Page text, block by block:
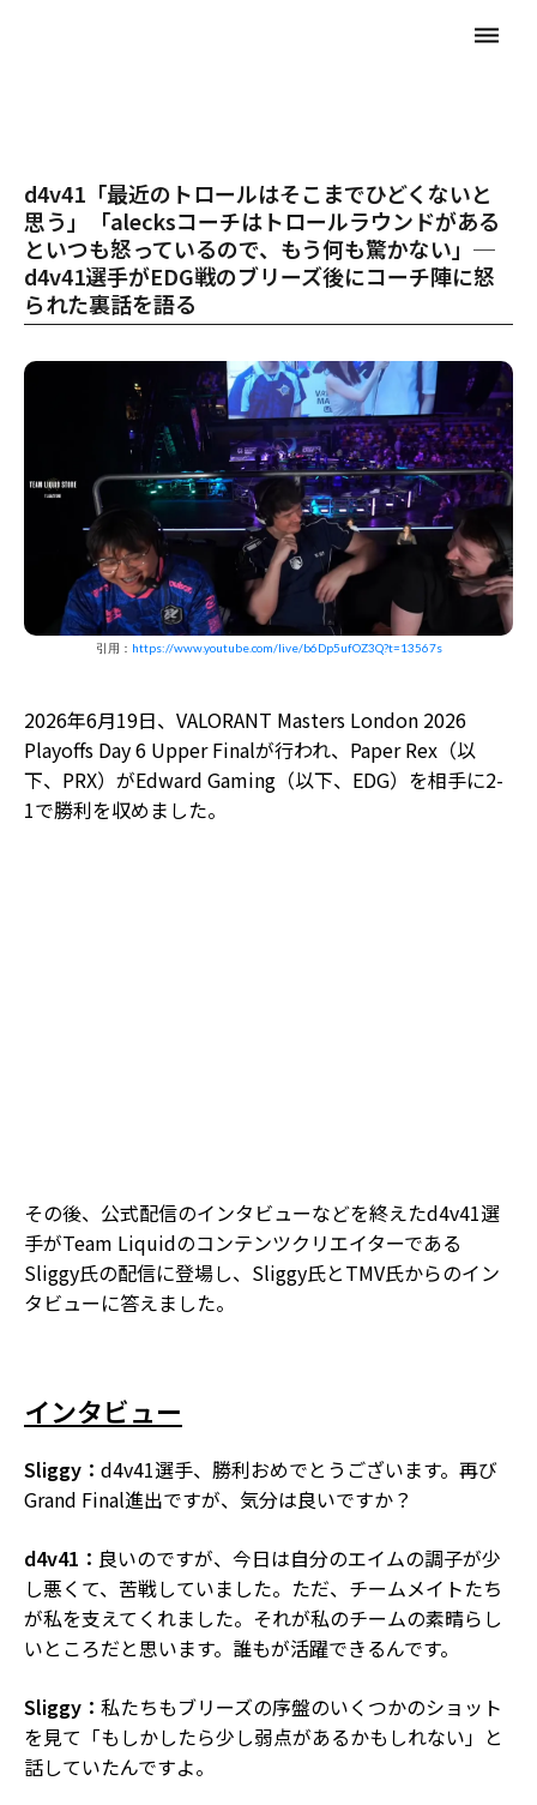
dehaze
d4v41「最近のトロールはそこまでひどくないと
思う」「alecksコーチはトロールラウンドがある
といつも怒っているので、もう何も驚かない」─
d4v41選手がEDG戦のブリーズ後にコーチ陣に怒
られた裏話を語る
引用： https://www.youtube.com/live/b6Dp5ufOZ3Q?t=13567s
2026年6月19日、VALORANT Masters London 2026
Playoffs Day 6 Upper Finalが行われ、Paper Rex（以
下、PRX）がEdward Gaming（以下、EDG）を相手に2-
1で勝利を収めました。
その後、公式配信のインタビューなどを終えたd4v41選
手がTeam Liquidのコンテンツクリエイターである
Sliggy氏の配信に登場し、Sliggy氏とTMV氏からのイン
タビューに答えました。
インタビュー
Sliggy： d4v41選手、勝利おめでとうございます。再び
Grand Final進出ですが、気分は良いですか？
d4v41： 良いのですが、今日は自分のエイムの調子が少
し悪くて、苦戦していました。ただ、チームメイトたち
が私を支えてくれました。それが私のチームの素晴らし
いところだと思います。誰もが活躍できるんです。
Sliggy： 私たちもブリーズの序盤のいくつかのショット
を見て「もしかしたら少し弱点があるかもしれない」と
話していたんですよ。